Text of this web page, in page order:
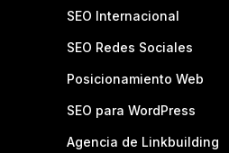
SEO Internacional
SEO Redes Sociales
Posicionamiento Web
SEO para WordPress
Agencia de Linkbuilding